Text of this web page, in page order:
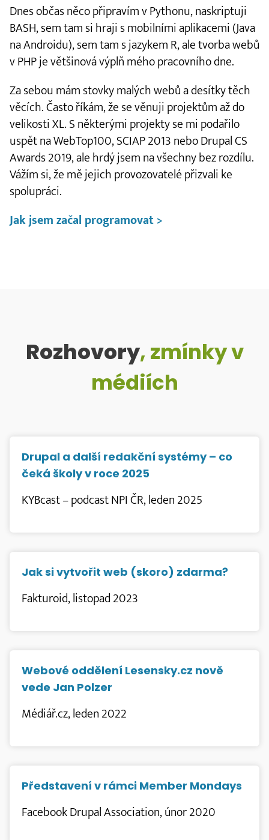
Dnes občas něco připravím v Pythonu, naskriptuji
BASH, sem tam si hraji s mobilními aplikacemi (Java
na Androidu), sem tam s jazykem R, ale tvorba webů
v PHP je většinová výplň mého pracovního dne.
Za sebou mám stovky malých webů a desítky těch
věcích. Často říkám, že se věnuji projektům až do
velikosti XL. S některými projekty se mi podařilo
uspět na WebTop100, SCIAP 2013 nebo Drupal CS
Awards 2019, ale hrdý jsem na všechny bez rozdílu.
Vážím si, že mě jejich provozovatelé přizvali ke
spolupráci.
Jak jsem začal programovat >
Rozhovory, zmínky v
médiích
Drupal a další redakční systémy – co
čeká školy v roce 2025
KYBcast – podcast NPI ČR, leden 2025
Jak si vytvořit web (skoro) zdarma?
Fakturoid, listopad 2023
Webové oddělení Lesensky.cz nově
vede Jan Polzer
Médiář.cz, leden 2022
Představení v rámci Member Mondays
Facebook Drupal Association, únor 2020